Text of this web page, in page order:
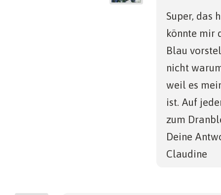
Super, das
könnte mir
Blau
nicht
weil es
ist. Auf
zum
Deine
Claudine